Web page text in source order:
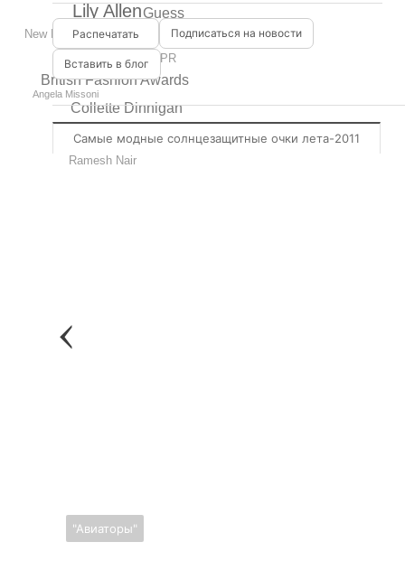
Lily Allen
Elie Tahari
Sergio Rossi
British Fashion Awards
Collette Dinnigan
Guess
Fashion Night Out
PPR
New Look
Robin Wright
Ramesh Nair
Angela Missoni
Подписаться на новости
Вставить в блог
Самые модные солнцезащитные очки лета-2011
"Авиаторы"